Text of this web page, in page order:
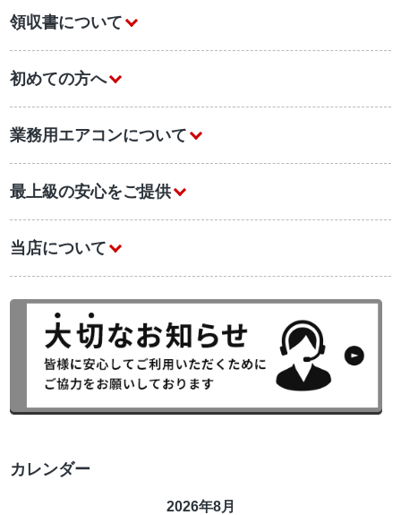
領収書について
初めての方へ
業務用エアコンについて
最上級の安心をご提供
当店について
カレンダー
2026年8月